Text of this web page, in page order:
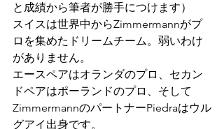
と成績から筆者が勝手につけます）
スイスは世界中からZimmermannがプ
ロを集めたドリームチーム。弱いわけ
がありません。
エースペアはオランダのプロ、セカン
ドペアはポーランドのプロ、そして
ZimmermannのパートナーPiedraはウル
グアイ出身です。